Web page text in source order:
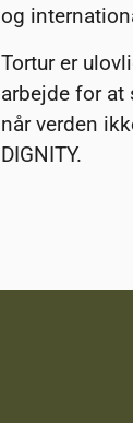
og
Tortur er
arbejde for at
når verden
DIGNITY.